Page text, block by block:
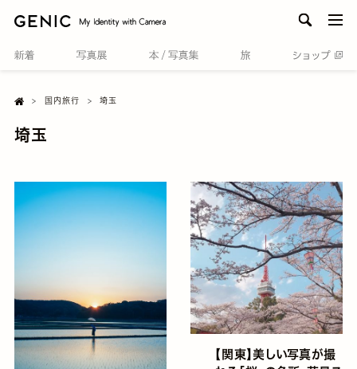

m
e
国内旅行 埼玉
埼玉
【関東】美しい写真が撮